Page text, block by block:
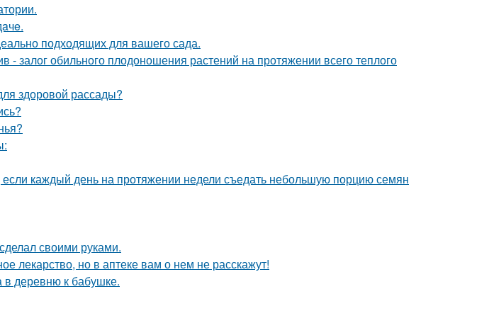
подходящих для вашего сада.
залог обильного плодоношения растений на протяжении всего теплого
здоровой рассады?
если каждый день на протяжении недели съедать небольшую порцию семян
своими руками.
лекарство, но в аптеке вам о нем не расскажут!
деревню к бабушке.